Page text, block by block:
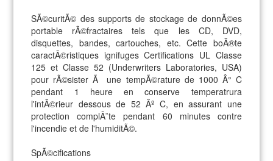
SÃ©curitÃ© des supports de stockage de donnÃ©es
portable rÃ©fractaires tels que les CD, DVD,
disquettes, bandes, cartouches, etc. Cette boÃ®te
caractÃ©ristiques ignifuges Certifications UL Classe
125 et Classe 52 (Underwriters Laboratories, USA)
pour rÃ©sister Ã une tempÃ©rature de 1000 Â° C
pendant 1 heure en conserve temperatrura
l'intÃ©rieur dessous de 52 Âº C, en assurant une
protection complÃ¨te pendant 60 minutes contre
l'incendie et de l'humiditÃ©.
SpÃ©cifications